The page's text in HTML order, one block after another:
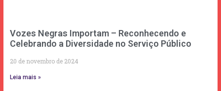
Vozes Negras Importam – Reconhecendo e
Celebrando a Diversidade no Serviço Público
20 de novembro de 2024
Leia mais »